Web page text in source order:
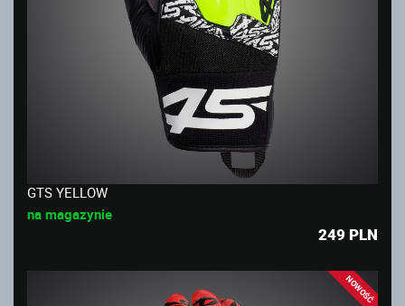
GTS YELLOW
na magazynie
249 PLN
NOWOŚĆ